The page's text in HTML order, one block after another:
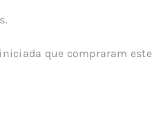
que compraram